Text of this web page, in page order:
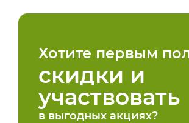
Хотите первым
скидки и
участвовать
в выгодных акциях?